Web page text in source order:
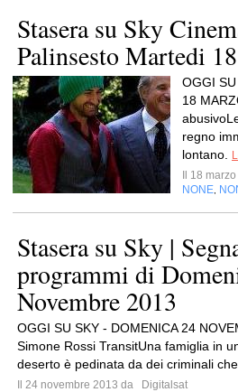
Stasera su Sky
Palinsesto Martedi
OGGI
18
regno
lontano.
Il 18
NONE
Stasera su Sky |
programmi di
Novembre 2013
OGGI SU SKY - DOMENICA 24
Simone Rossi TransitUna famiglia in
deserto è pedinata da dei criminali
Il 24 novembre 2013 da
Digitalsat